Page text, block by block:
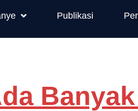
Publikasi